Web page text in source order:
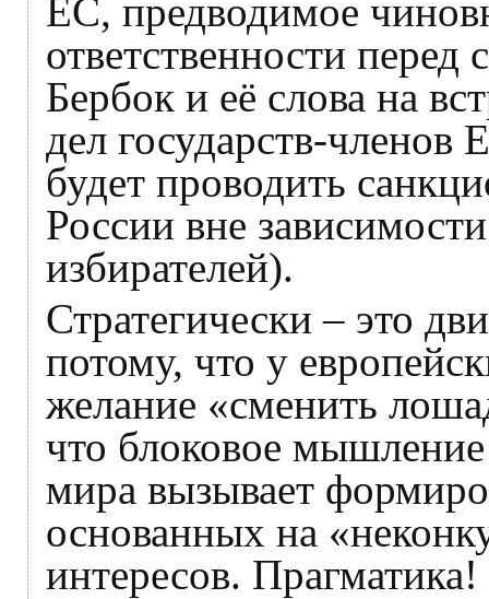
ЕС, предводимое
ответственности
Бербок и её слова на
дел государств-членов
будет проводить
России вне
избирателей).
Стратегически – это
потому, что у
желание «сменить
что блоковое
мира вызывает
основанных на
интересов. Прагматика!